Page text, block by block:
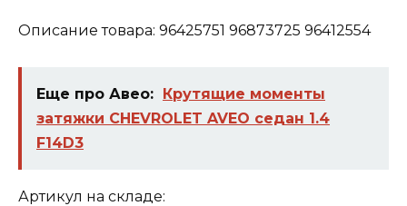
Описание товара: 96425751 96873725 96412554
Еще про Авео: Крутящие моменты
затяжки CHEVROLET AVEO седан 1.4
F14D3
Артикул на складе: